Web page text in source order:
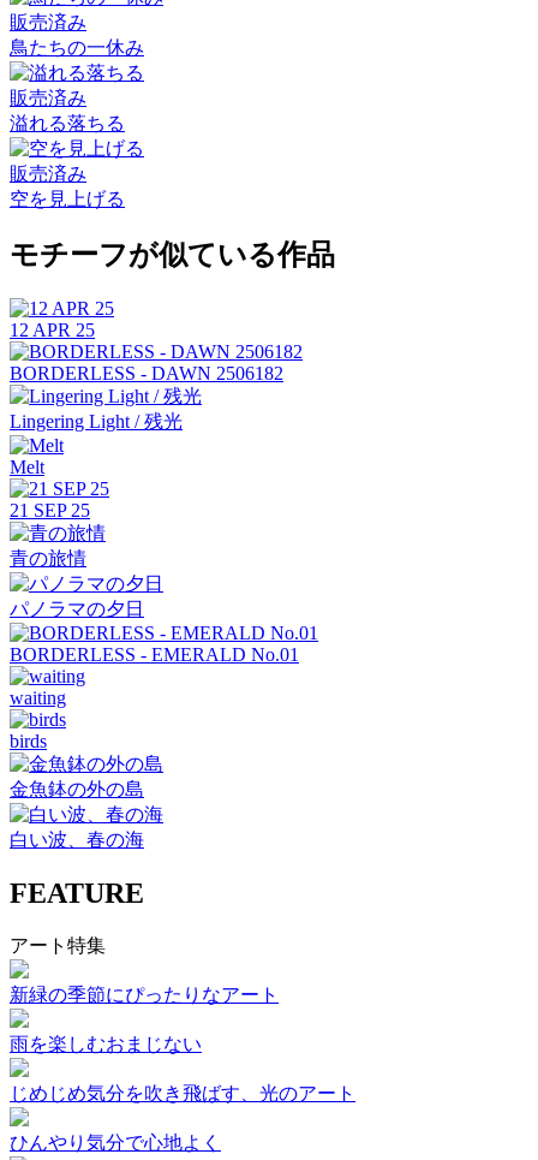
販売済み
鳥たちの一休み
販売済み
溢れる落ちる
販売済み
空を見上げる
モチーフが似ている作品
12 APR 25
BORDERLESS - DAWN 2506182
Lingering Light / 残光
Melt
21 SEP 25
青の旅情
パノラマの夕日
BORDERLESS - EMERALD No.01
waiting
birds
金魚鉢の外の島
白い波、春の海
FEATURE
アート特集
新緑の季節にぴったりなアート
雨を楽しむおまじない
じめじめ気分を吹き飛ばす、光のアート
ひんやり気分で心地よく